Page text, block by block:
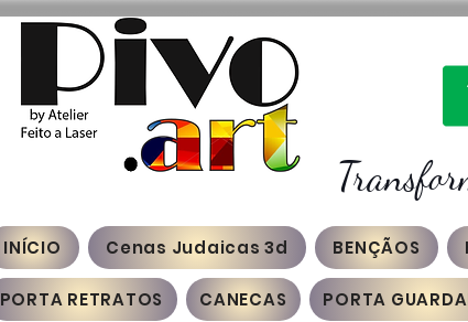
INÍCIO Cenas Judaicas 3d BENÇÃOS
PORTA RETRATOS CANECAS PORTA